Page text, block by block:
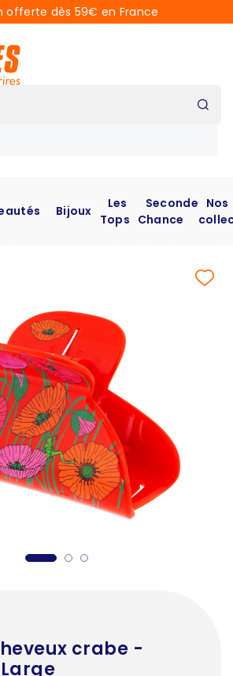
offerte dès 59€ en France
Bijoux
Les
Tops
Seconde
Chance
Nos
crabe -